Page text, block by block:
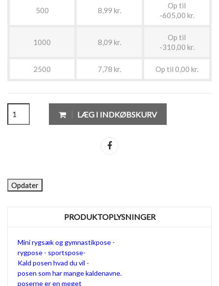
500 8,99 kr.
Op til
-605,00 kr.
1000 8,09 kr.
Op til
-310,00 kr.
2500 7,78 kr. Op til 0,00 kr.
LÆG I INDKØBSKURV
PRODUKTOPLYSNINGER
Mini rygsæk og gymnastikpose -
rygpose - sportspose-
Kald posen hvad du vil -
posen som har mange kaldenavne.
poserne er en meget